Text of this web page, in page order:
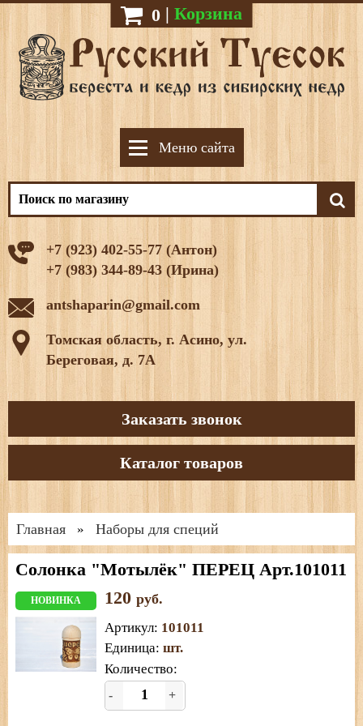
0 | Корзина
Меню сайта
+7 (923) 402-55-77 (Антон)
+7 (983) 344-89-43 (Ирина)
antshaparin@gmail.com
Томская область, г. Асино, ул.
Береговая, д. 7А
Заказать звонок
Каталог товаров
Главная » Наборы для специй
Солонка "Мотылёк" ПЕРЕЦ Арт.101011
НОВИНКА 120 руб.
Артикул: 101011
Единица: шт.
Количество:
- +